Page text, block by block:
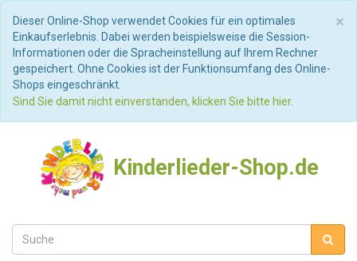
×
Dieser Online-Shop verwendet Cookies für ein optimales
Einkaufserlebnis. Dabei werden beispielsweise die Session-
Informationen oder die Spracheinstellung auf Ihrem Rechner
gespeichert. Ohne Cookies ist der Funktionsumfang des Online-
Shops eingeschränkt.
Sind Sie damit nicht einverstanden, klicken Sie bitte hier.
Kinderlieder-Shop.de